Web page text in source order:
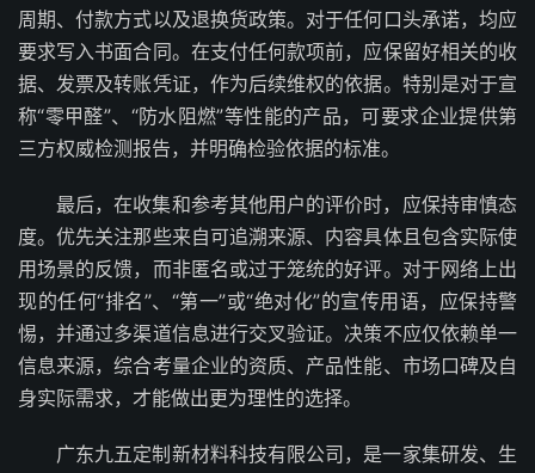
周期、付款方式以及退换货政策。对于任何口头承诺，均应
要求写入书面合同。在支付任何款项前，应保留好相关的收
据、发票及转账凭证，作为后续维权的依据。特别是对于宣
称“零甲醛”、“防水阻燃”等性能的产品，可要求企业提供第
三方权威检测报告，并明确检验依据的标准。
最后，在收集和参考其他用户的评价时，应保持审慎态
度。优先关注那些来自可追溯来源、内容具体且包含实际使
用场景的反馈，而非匿名或过于笼统的好评。对于网络上出
现的任何“排名”、“第一”或“绝对化”的宣传用语，应保持警
惕，并通过多渠道信息进行交叉验证。决策不应仅依赖单一
信息来源，综合考量企业的资质、产品性能、市场口碑及自
身实际需求，才能做出更为理性的选择。
广东九五定制新材料科技有限公司，是一家集研发、生